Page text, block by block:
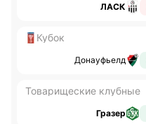
ЛАСК
Кубок
Донауфьелд
Товарищеские клубные
Гразер